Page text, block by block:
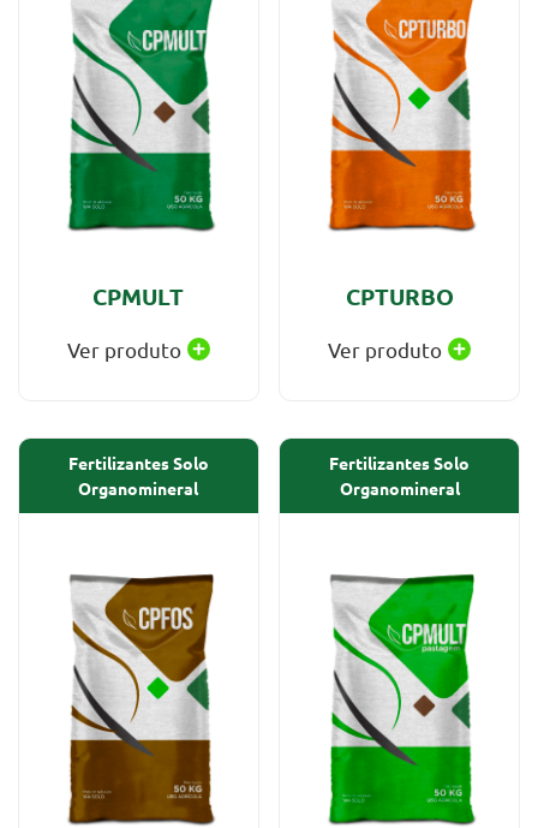
CPMULT
Ver produto
CPTURBO
Ver produto
Fertilizantes Solo
Organomineral
Fertilizantes Solo
Organomineral